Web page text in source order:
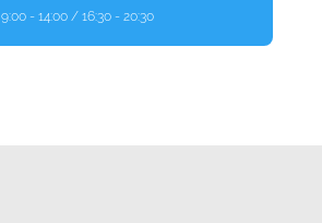
9:00 - 14:00 / 16:30 - 20:30